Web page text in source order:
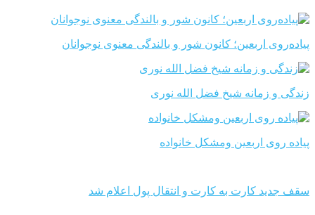
پیاده‌روی اربعین؛ کانون شور و بالندگی معنوی نوجوانان
زندگی و زمانه شیخ فضل الله نوری
پیاده روی اربعین ومشکل خانواده
سقف جدید کارت به کارت و انتقال پول اعلام شد